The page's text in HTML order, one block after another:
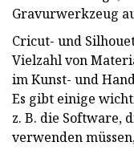
Gravurwerkzeug
Cricut- und
Vielzahl von
im Kunst- und
Es gibt einige
z. B. die Software,
verwenden